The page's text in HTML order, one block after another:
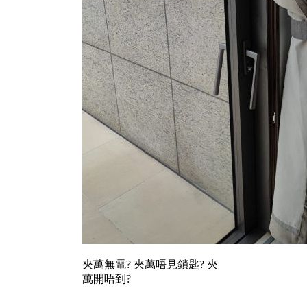
夾萬無電? 夾萬唔見鎖匙? 夾
萬開唔到?